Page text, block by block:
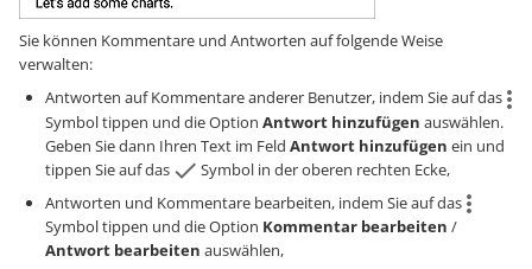
Sie können Kommentare und Antworten auf folgende Weise
verwalten:
Antworten auf Kommentare anderer Benutzer, indem Sie auf das
Symbol tippen und die Option Antwort hinzufügen auswählen.
Geben Sie dann Ihren Text im Feld Antwort hinzufügen ein und
tippen Sie auf das
Symbol in der oberen rechten Ecke,
Antworten und Kommentare bearbeiten, indem Sie auf das
Symbol tippen und die Option Kommentar bearbeiten /
Antwort bearbeiten auswählen,